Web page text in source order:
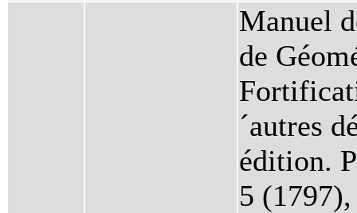
Manuel
de
´autres
édition.
5